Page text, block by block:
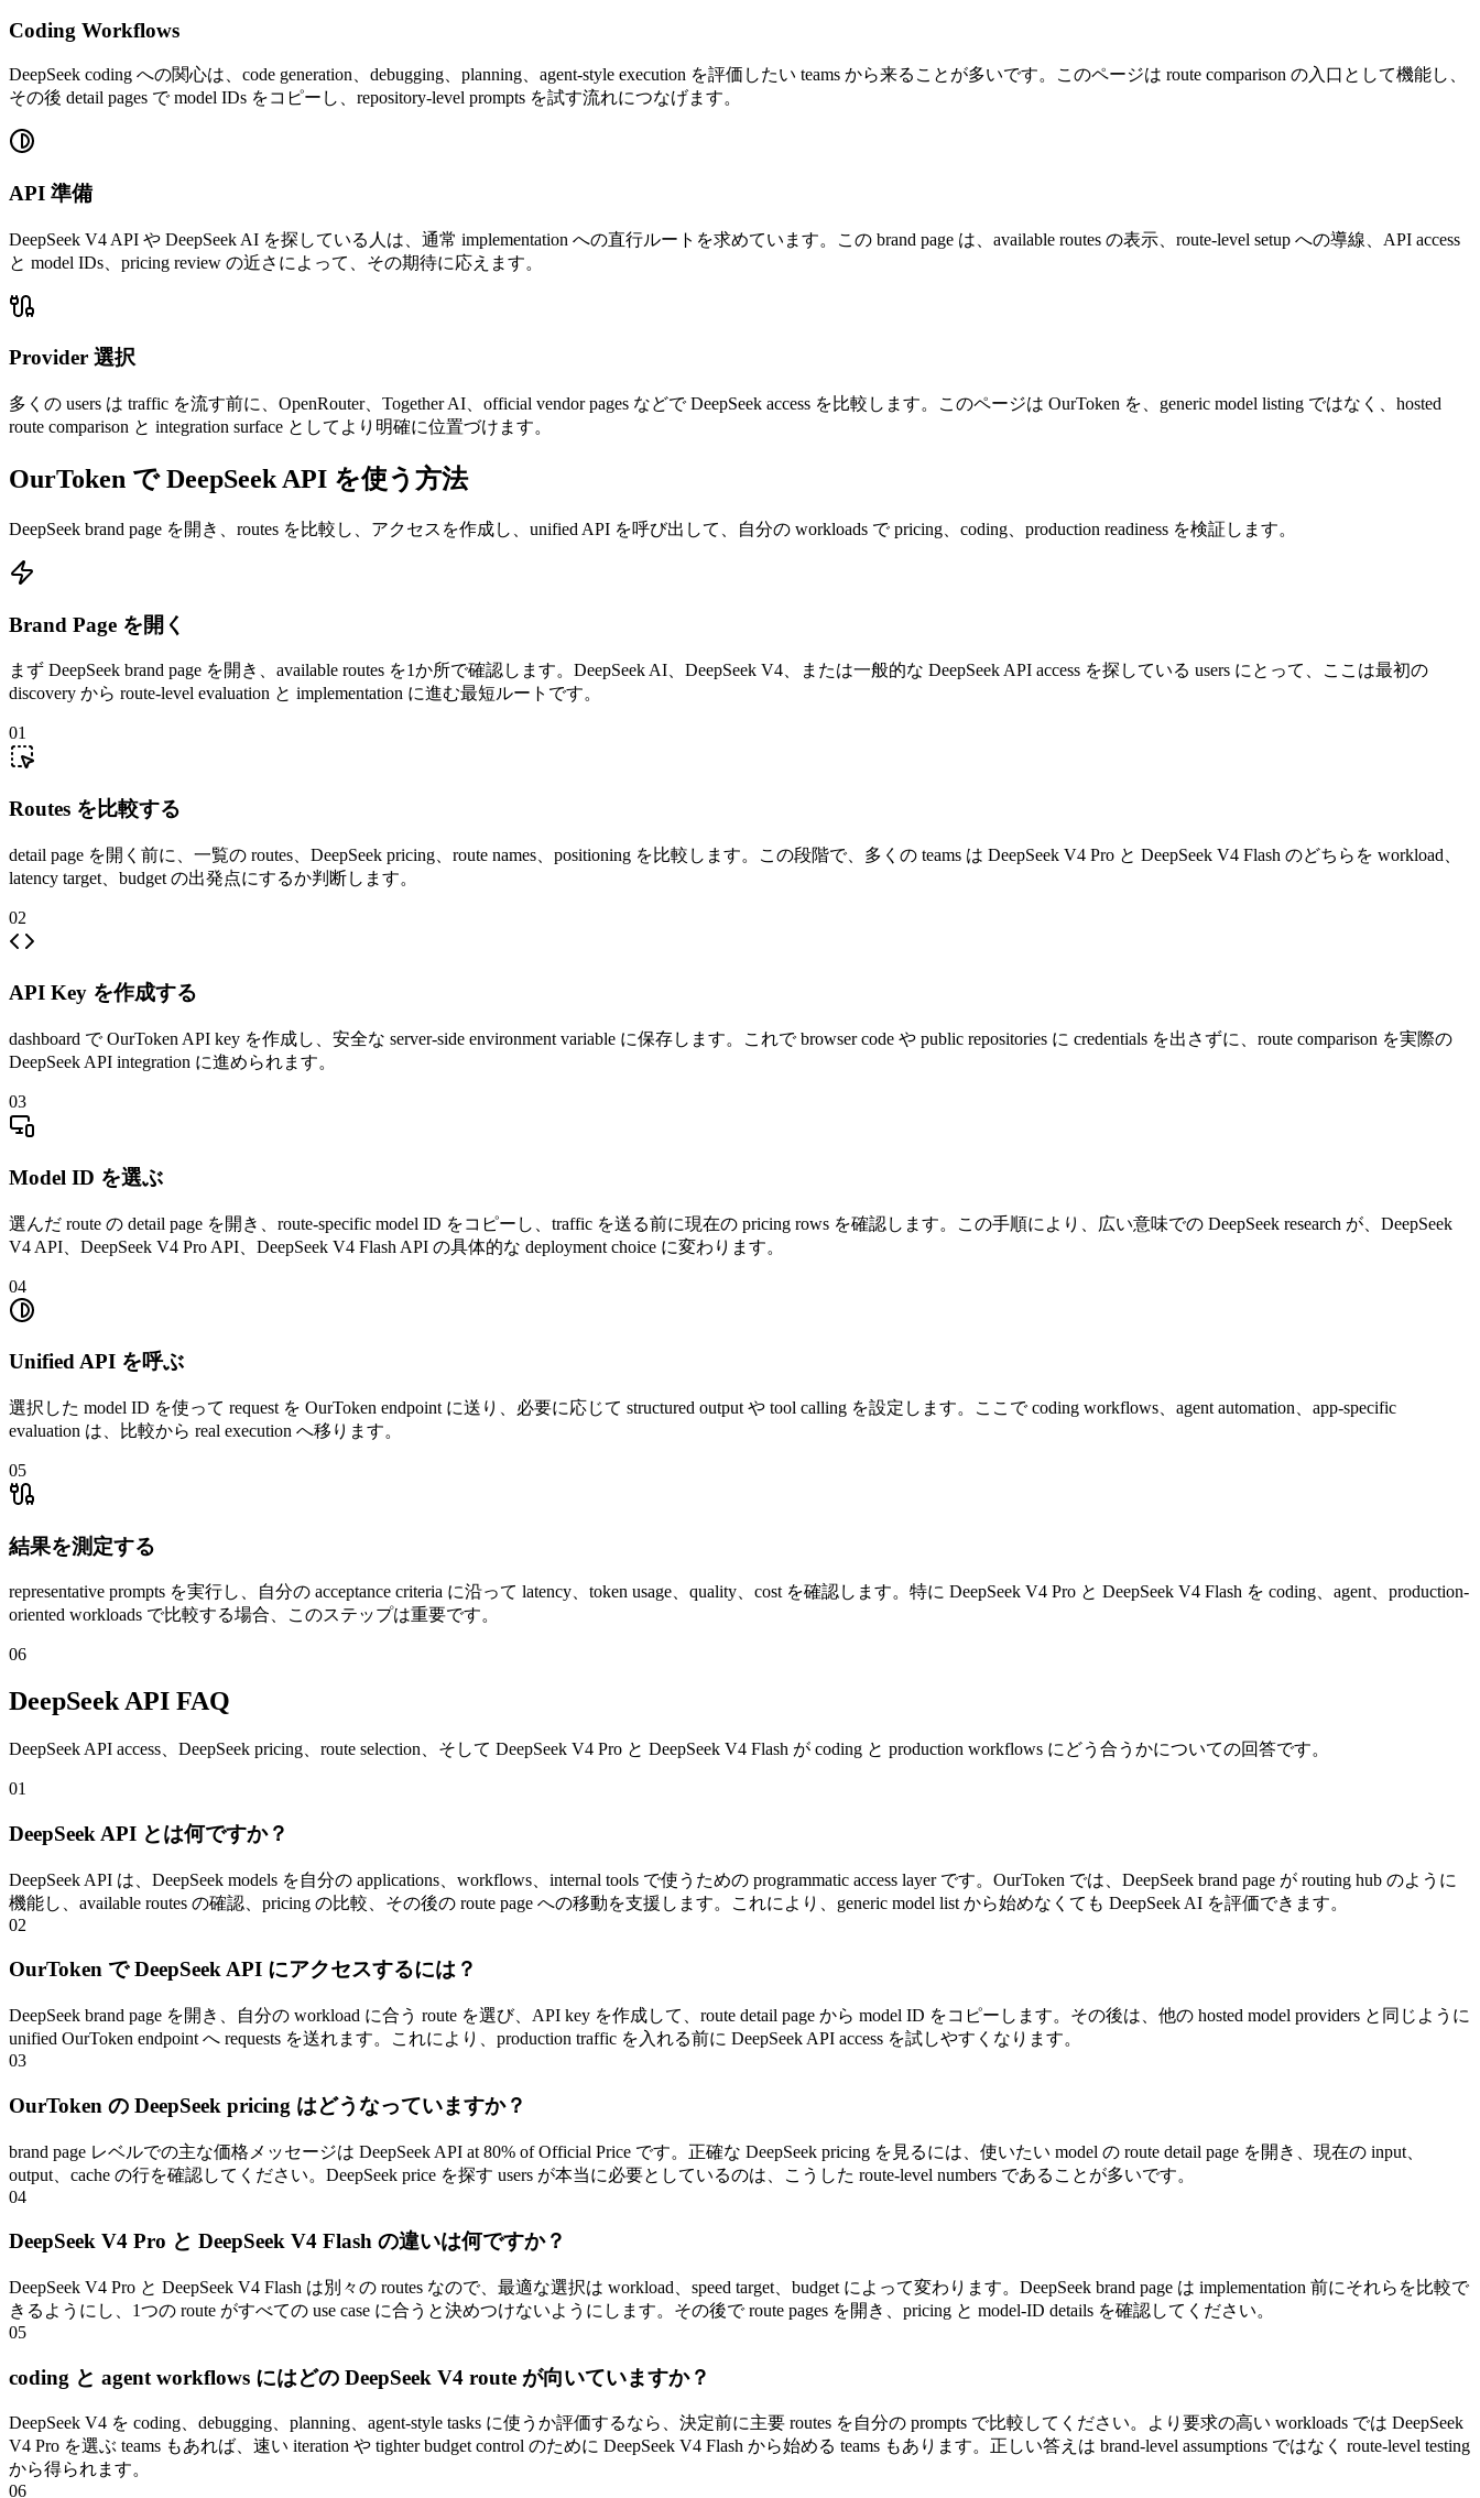
Coding Workflows
DeepSeek coding への関心は、code generation、debugging、planning、agent-style execution を評価したい teams から来ることが多いです。このページは route comparison の入口として機能し、
その後 detail pages で model IDs をコピーし、repository-level prompts を試す流れにつなげます。
API 準備
DeepSeek V4 API や DeepSeek AI を探している人は、通常 implementation への直行ルートを求めています。この brand page は、available routes の表示、route-level setup への導線、API access
と model IDs、pricing review の近さによって、その期待に応えます。
Provider 選択
多くの users は traffic を流す前に、OpenRouter、Together AI、official vendor pages などで DeepSeek access を比較します。このページは OurToken を、generic model listing ではなく、hosted
route comparison と integration surface としてより明確に位置づけます。
OurToken で DeepSeek API を使う方法
DeepSeek brand page を開き、routes を比較し、アクセスを作成し、unified API を呼び出して、自分の workloads で pricing、coding、production readiness を検証します。
Brand Page を開く
まず DeepSeek brand page を開き、available routes を1か所で確認します。DeepSeek AI、DeepSeek V4、または一般的な DeepSeek API access を探している users にとって、ここは最初の
discovery から route-level evaluation と implementation に進む最短ルートです。
01
Routes を比較する
detail page を開く前に、一覧の routes、DeepSeek pricing、route names、positioning を比較します。この段階で、多くの teams は DeepSeek V4 Pro と DeepSeek V4 Flash のどちらを workload、
latency target、budget の出発点にするか判断します。
02
API Key を作成する
dashboard で OurToken API key を作成し、安全な server-side environment variable に保存します。これで browser code や public repositories に credentials を出さずに、route comparison を実際の
DeepSeek API integration に進められます。
03
Model ID を選ぶ
選んだ route の detail page を開き、route-specific model ID をコピーし、traffic を送る前に現在の pricing rows を確認します。この手順により、広い意味での DeepSeek research が、DeepSeek
V4 API、DeepSeek V4 Pro API、DeepSeek V4 Flash API の具体的な deployment choice に変わります。
04
Unified API を呼ぶ
選択した model ID を使って request を OurToken endpoint に送り、必要に応じて structured output や tool calling を設定します。ここで coding workflows、agent automation、app-specific
evaluation は、比較から real execution へ移ります。
05
結果を測定する
representative prompts を実行し、自分の acceptance criteria に沿って latency、token usage、quality、cost を確認します。特に DeepSeek V4 Pro と DeepSeek V4 Flash を coding、agent、production-
oriented workloads で比較する場合、このステップは重要です。
06
DeepSeek API FAQ
DeepSeek API access、DeepSeek pricing、route selection、そして DeepSeek V4 Pro と DeepSeek V4 Flash が coding と production workflows にどう合うかについての回答です。
01
DeepSeek API とは何ですか？
DeepSeek API は、DeepSeek models を自分の applications、workflows、internal tools で使うための programmatic access layer です。OurToken では、DeepSeek brand page が routing hub のように
機能し、available routes の確認、pricing の比較、その後の route page への移動を支援します。これにより、generic model list から始めなくても DeepSeek AI を評価できます。
02
OurToken で DeepSeek API にアクセスするには？
DeepSeek brand page を開き、自分の workload に合う route を選び、API key を作成して、route detail page から model ID をコピーします。その後は、他の hosted model providers と同じように
unified OurToken endpoint へ requests を送れます。これにより、production traffic を入れる前に DeepSeek API access を試しやすくなります。
03
OurToken の DeepSeek pricing はどうなっていますか？
brand page レベルでの主な価格メッセージは DeepSeek API at 80% of Official Price です。正確な DeepSeek pricing を見るには、使いたい model の route detail page を開き、現在の input、
output、cache の行を確認してください。DeepSeek price を探す users が本当に必要としているのは、こうした route-level numbers であることが多いです。
04
DeepSeek V4 Pro と DeepSeek V4 Flash の違いは何ですか？
DeepSeek V4 Pro と DeepSeek V4 Flash は別々の routes なので、最適な選択は workload、speed target、budget によって変わります。DeepSeek brand page は implementation 前にそれらを比較で
きるようにし、1つの route がすべての use case に合うと決めつけないようにします。その後で route pages を開き、pricing と model-ID details を確認してください。
05
coding と agent workflows にはどの DeepSeek V4 route が向いていますか？
DeepSeek V4 を coding、debugging、planning、agent-style tasks に使うか評価するなら、決定前に主要 routes を自分の prompts で比較してください。より要求の高い workloads では DeepSeek
V4 Pro を選ぶ teams もあれば、速い iteration や tighter budget control のために DeepSeek V4 Flash から始める teams もあります。正しい答えは brand-level assumptions ではなく route-level testing
から得られます。
06